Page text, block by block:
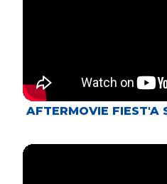
AFTERMOVIE FIEST'A